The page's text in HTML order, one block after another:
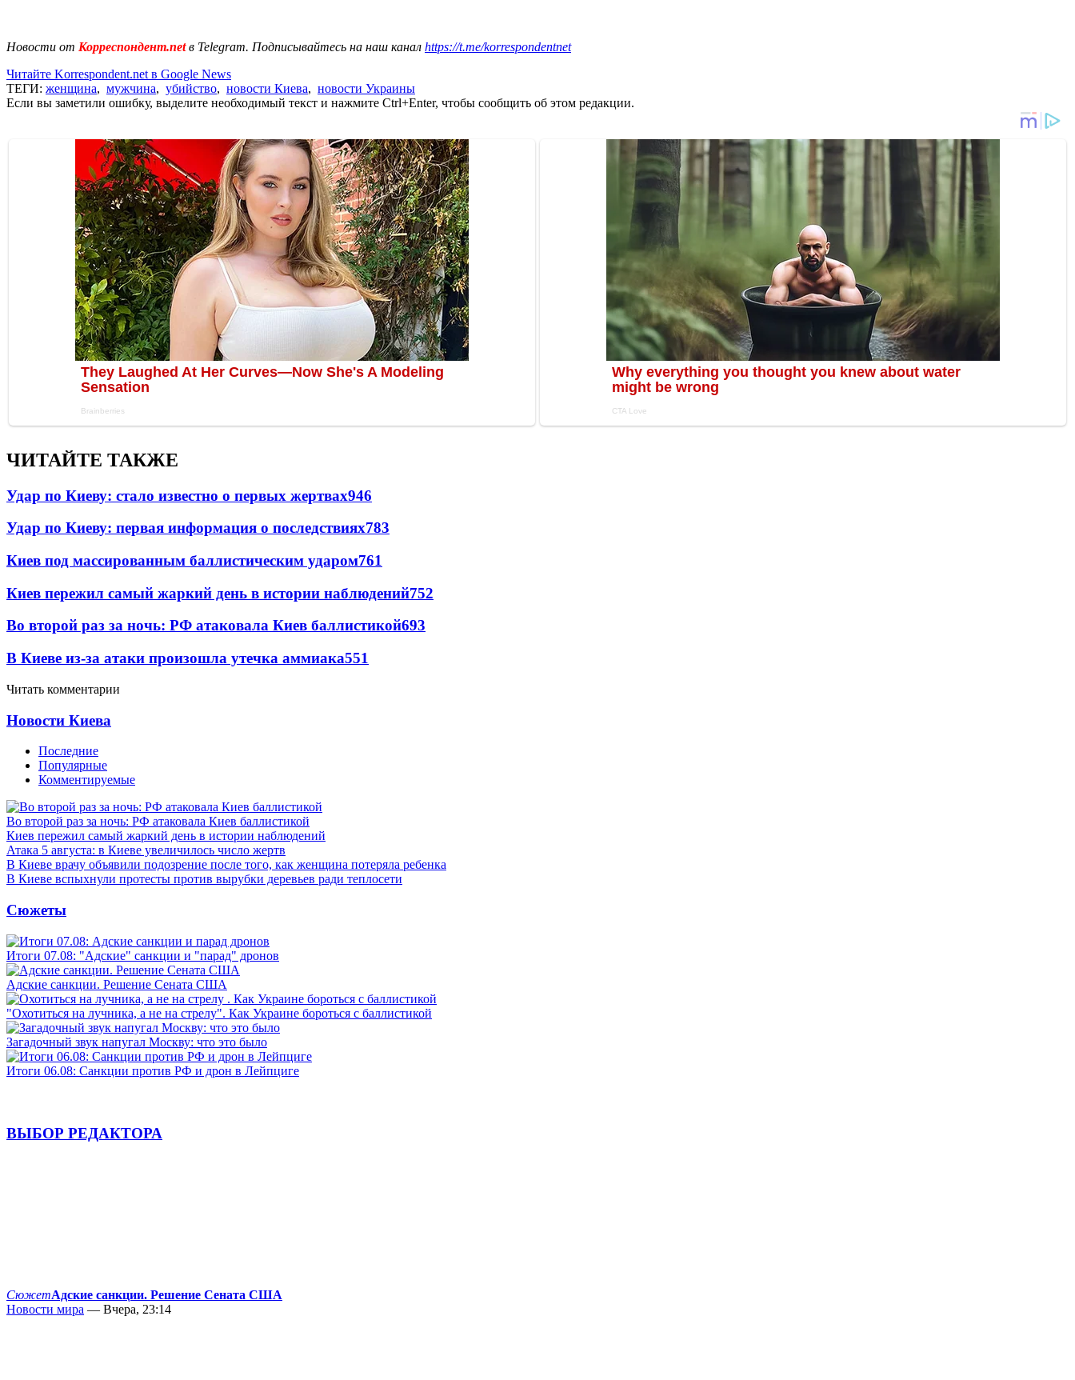
Новости от Корреспондент.netв Telegram. Подписывайтесь на наш канал https://t.me/korrespondentnet
Читайте Korrespondent.net в Google News
ТЕГИ: женщина, мужчина, убийство, новости Киева, новости Украины
Если вы заметили ошибку, выделите необходимый текст и нажмите Ctrl+Enter, чтобы сообщить об этом редакции.
ЧИТАЙТЕ ТАКЖЕ
Удар по Киеву: стало известно о первых жертвах946
Удар по Киеву: первая информация о последствиях783
Киев под массированным баллистическим ударом761
Киев пережил самый жаркий день в истории наблюдений752
Во второй раз за ночь: РФ атаковала Киев баллистикой693
В Киеве из-за атаки произошла утечка аммиака551
Читать комментарии
Новости Киева
Последние
Популярные
Комментируемые
Во второй раз за ночь: РФ атаковала Киев баллистикой
Киев пережил самый жаркий день в истории наблюдений
Атака 5 августа: в Киеве увеличилось число жертв
В Киеве врачу объявили подозрение после того, как женщина потеряла ребенка
В Киеве вспыхнули протесты против вырубки деревьев ради теплосети
Сюжеты
Итоги 07.08: "Адские" санкции и "парад" дронов
Адские санкции. Решение Сената США
"Охотиться на лучника, а не на стрелу". Как Украине бороться с баллистикой
Загадочный звук напугал Москву: что это было
Итоги 06.08: Санкции против РФ и дрон в Лейпциге
ВЫБОР РЕДАКТОРА
СюжетАдские санкции. Решение Сената США
Новости мира — Вчера, 23:14